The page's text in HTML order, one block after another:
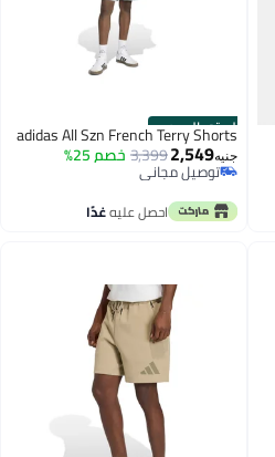
الستور الرسمي
adidas All Szn French Terry Shorts
جنيه2,549
3,399خصم 25%
توصيل مجاني
توصيل مجاني
احصل عليهغدًا